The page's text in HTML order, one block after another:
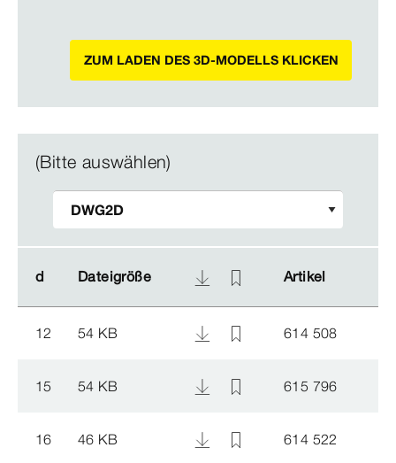
ZUM LADEN DES 3D-MODELLS KLICKEN
(Bitte auswählen)
d Dateigröße Artikel
d Dateigröße Artikel
12 54 KB 614 508
15 54 KB 615 796
16 46 KB 614 522